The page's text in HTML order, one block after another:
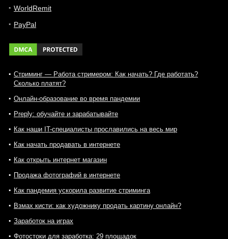
WorldRemit
PayPal
Стриминг — Работа стримером: Как начать? Где работать?
Сколько платят?
Онлайн-образование во время пандемии
Preply: обучайте и зарабатывайте
Как наши IT-специалисты прославились на весь мир
Как начать продавать в интернете
Как открыть интернет магазин
Продажа фотографий в интернете
Как пандемия ускорила развитие стриминга
Взмах кисти: как художнику продать картину онлайн?
Заработок на играх
Фотостоки для заработка: 29 площадок